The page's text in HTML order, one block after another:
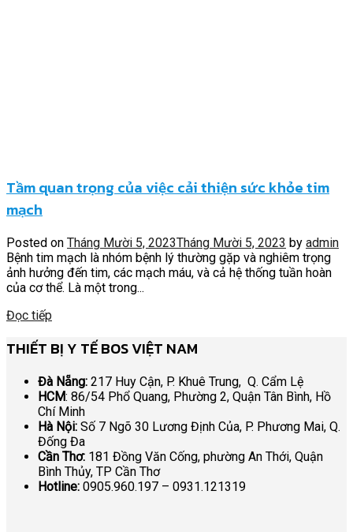
Tầm quan trọng của việc cải thiện sức khỏe tim
mạch
Posted on Tháng Mười 5, 2023Tháng Mười 5, 2023 by admin
Bệnh tim mạch là nhóm bệnh lý thường gặp và nghiêm trọng
ảnh hưởng đến tim, các mạch máu, và cả hệ thống tuần hoàn
của cơ thể. Là một trong...
Đọc tiếp
THIẾT BỊ Y TẾ BOS VIỆT NAM
Đà Nẵng: 217 Huy Cận, P. Khuê Trung, Q. Cẩm Lệ
HCM: 86/54 Phổ Quang, Phường 2, Quận Tân Bình, Hồ
Chí Minh
Hà Nội: Số 7 Ngõ 30 Lương Định Của, P. Phương Mai, Q.
Đống Đa
Cần Thơ: 181 Đồng Văn Cống, phường An Thới, Quận
Bình Thủy, TP Cần Thơ
Hotline: 0905.960.197 – 0931.121319